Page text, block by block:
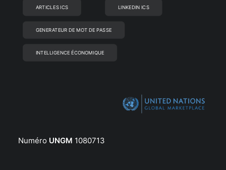
ARTICLES ICS LINKEDIN ICS
GENERATEUR DE MOT DE PASSE
INTELLIGENCE ÉCONOMIQUE
Numéro UNGM 1080713